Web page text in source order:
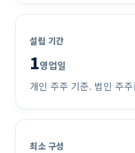
설립 기간
1영업일
개인 주주 기준. 법인 주
최소 구성